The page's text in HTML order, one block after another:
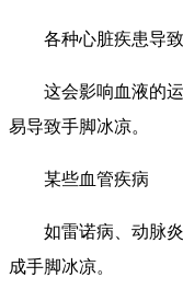
各种心脏疾患导致
这会影响血液的运
易导致手脚冰凉。
某些血管疾病
如雷诺病、动脉炎
成手脚冰凉。